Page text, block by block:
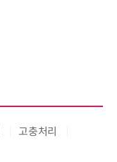
고충처리